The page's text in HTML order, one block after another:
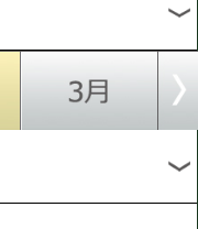
井政悟が東京ネ
!